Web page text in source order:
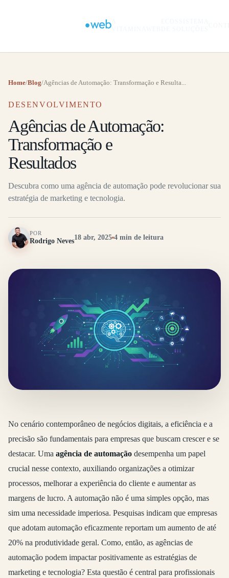
Home/Blog/Agências de Automação: Transformação e Resulta...
DESENVOLVIMENTO
Agências de Automação:
Transformação e
Resultados
Descubra como uma agência de automação pode revolucionar sua
estratégia de marketing e tecnologia.
POR
Rodrigo Neves18 abr, 2025 4 min de leitura
No cenário contemporâneo de negócios digitais, a eficiência e a
precisão são fundamentais para empresas que buscam crescer e se
destacar. Uma agência de automação desempenha um papel
crucial nesse contexto, auxiliando organizações a otimizar
processos, melhorar a experiência do cliente e aumentar as
margens de lucro. A automação não é uma simples opção, mas
sim uma necessidade imperiosa. Pesquisas indicam que empresas
que adotam automação eficazmente reportam um aumento de até
20% na produtividade geral. Como, então, as agências de
automação podem impactar positivamente as estratégias de
marketing e tecnologia? Esta questão é central para profissionais